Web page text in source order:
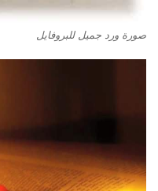
صورة ورد جميل للبروفايل